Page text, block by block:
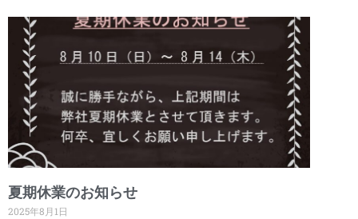
夏期休業のお知らせ
2025年8月1日